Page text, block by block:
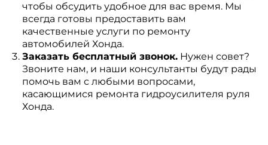
чтобы обсудить удобное для вас время. Мы
всегда готовы предоставить вам
качественные услуги по ремонту
автомобилей Хонда.
Заказать бесплатный звонок.Нужен совет?
Звоните нам, и наши консультанты будут рады
помочь вам с любыми вопросами,
касающимися ремонта гидроусилителя руля
Хонда.